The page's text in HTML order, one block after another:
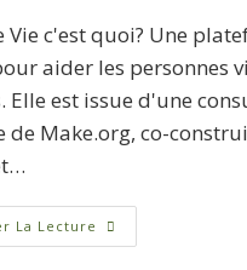
Vie c'est quoi? Une
aider les personnes
Elle est issue d'une
de Make.org, co-
La Lecture